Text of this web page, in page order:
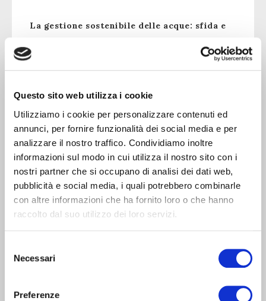
Questo sito web utilizza i cookie
Utilizziamo i cookie per personalizzare contenuti ed
annunci, per fornire funzionalità dei social media e per
analizzare il nostro traffico. Condividiamo inoltre
informazioni sul modo in cui utilizza il nostro sito con i
nostri partner che si occupano di analisi dei dati web,
pubblicità e social media, i quali potrebbero combinarle
con altre informazioni che ha fornito loro o che hanno
raccolto dal suo utilizzo dei loro servizi.
delNecessari
Preferenze
La gestione sostenibile delle acque: sfida e